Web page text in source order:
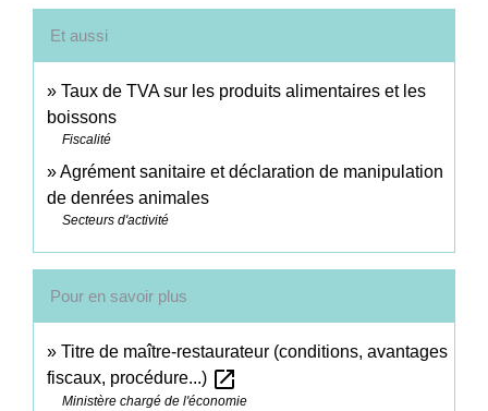
Et aussi
Taux de TVA sur les produits alimentaires et les
boissons
Fiscalité
Agrément sanitaire et déclaration de manipulation
de denrées animales
Secteurs d'activité
Pour en savoir plus
Titre de maître-restaurateur (conditions, avantages
fiscaux, procédure...) open_in_new
Ministère chargé de l'économie